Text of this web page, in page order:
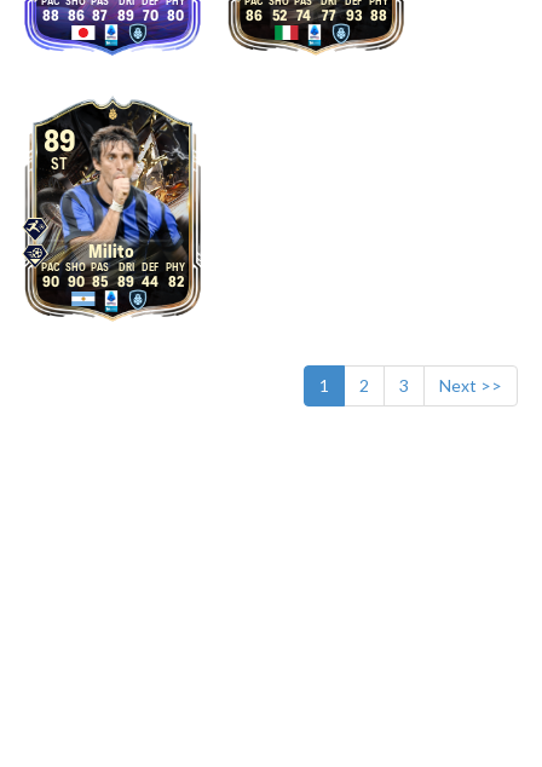
88 86 87 89 70 80 86 52 74 77 93 88
89
ST
Milito
90 90 85 89 44 82
1 2 3 Next >>